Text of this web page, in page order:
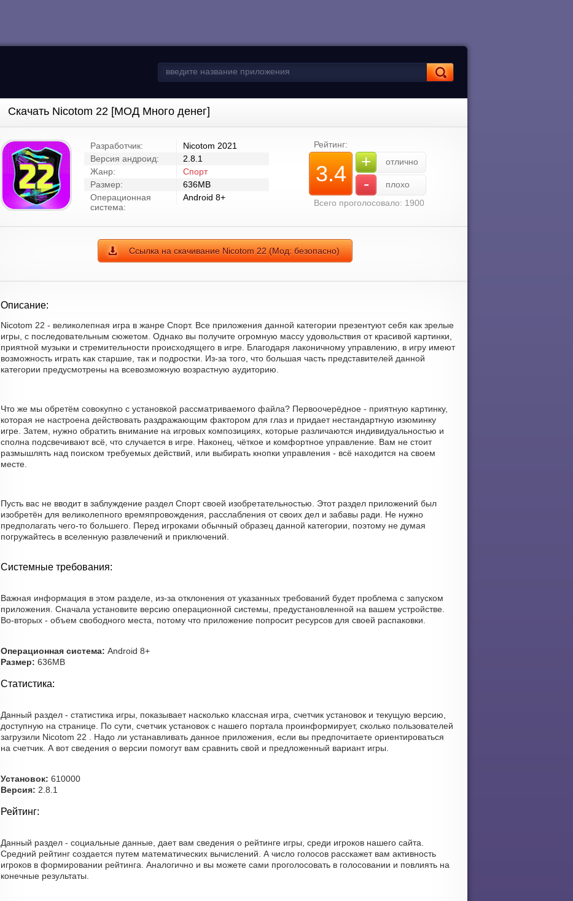
Скачать Nicotom 22 [МОД Много денег]
Разработчик:
Nicotom 2021
Версия андроид:
2.8.1
Жанр:
Спорт
Размер:
636MB
Операционная
система:
Android 8+
Рейтинг:
3.4 + отлично
-
плохо
Всего проголосовало: 1900
Ссылка на скачивание Nicotom 22 (Мод: безопасно)
Описание:
Nicotom 22 - великолепная игра в жанре Спорт. Все приложения данной категории презентуют себя как зрелые
игры, с последовательным сюжетом. Однако вы получите огромную массу удовольствия от красивой картинки,
приятной музыки и стремительности происходящего в игре. Благодаря лаконичному управлению, в игру имеют
возможность играть как старшие, так и подростки. Из-за того, что большая часть представителей данной
категории предусмотрены на всевозможную возрастную аудиторию.
Что же мы обретём совокупно с установкой рассматриваемого файла? Первоочерёдное - приятную картинку,
которая не настроена действовать раздражающим фактором для глаз и придает нестандартную изюминку
игре. Затем, нужно обратить внимание на игровых композициях, которые различаются индивидуальностью и
сполна подсвечивают всё, что случается в игре. Наконец, чёткое и комфортное управление. Вам не стоит
размышлять над поиском требуемых действий, или выбирать кнопки управления - всё находится на своем
месте.
Пусть вас не вводит в заблуждение раздел Спорт своей изобретательностью. Этот раздел приложений был
изобретён для великолепного времяпровождения, расслабления от своих дел и забавы ради. Не нужно
предполагать чего-то большего. Перед игроками обычный образец данной категории, поэтому не думая
погружайтесь в вселенную развлечений и приключений.
Системные требования:
Важная информация в этом разделе, из-за отклонения от указанных требований будет проблема с запуском
приложения. Сначала установите версию операционной системы, предустановленной на вашем устройстве.
Во-вторых - объем свободного места, потому что приложение попросит ресурсов для своей распаковки.
Операционная система: Android 8+
Размер: 636MB
Статистика:
Данный раздел - статистика игры, показывает насколько классная игра, счетчик установок и текущую версию,
доступную на странице. По сути, счетчик установок с нашего портала проинформирует, сколько пользователей
загрузили Nicotom 22 . Надо ли устанавливать данное приложения, если вы предпочитаете ориентироваться
на счетчик. А вот сведения о версии помогут вам сравнить свой и предложенный вариант игры.
Установок: 610000
Версия: 2.8.1
Рейтинг:
Данный раздел - социальные данные, дает вам сведения о рейтинге игры, среди игроков нашего сайта.
Средний рейтинг создается путем математических вычислений. А число голосов расскажет вам активность
игроков в формировании рейтинга. Аналогично и вы можете сами проголосовать в голосовании и повлиять на
конечные результаты.